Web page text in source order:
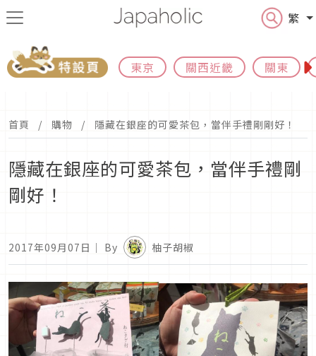
繁
東京 關西近畿 關東
首頁 購物 隱藏在銀座的可愛茶包，當伴手禮剛剛好！
隱藏在銀座的可愛茶包，當伴手禮剛
剛好！
2017年09月07日 ｜ By 柚子胡椒